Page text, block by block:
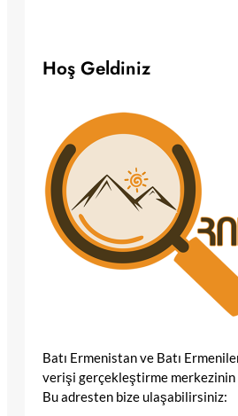
Hoş Geldiniz
Batı Ermenistan ve Batı
verişi gerçekleştirme
Bu adresten bize ulaşabilirsiniz: